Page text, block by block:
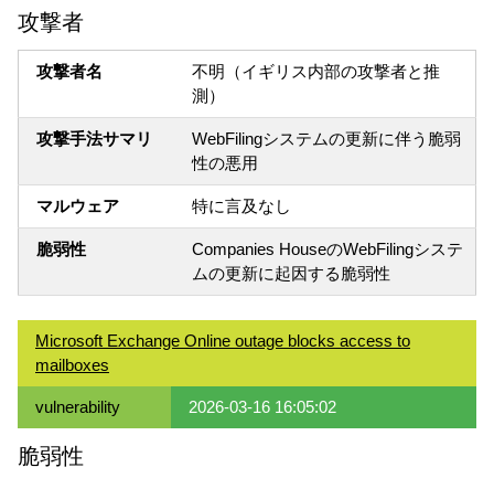
攻撃者
攻撃者名
不明（イギリス内部の攻撃者と推
測）
攻撃手法サマリ
WebFilingシステムの更新に伴う脆弱
性の悪用
マルウェア 特に言及なし
脆弱性
Companies HouseのWebFilingシステ
ムの更新に起因する脆弱性
Microsoft Exchange Online outage blocks access to
mailboxes
vulnerability 2026-03-16 16:05:02
脆弱性